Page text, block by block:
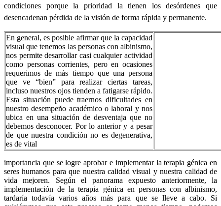
condiciones porque la prioridad latienen losdesórdenes
que
desencadenan pérdida de la visión de forma rápida y permanente.
En general, es posible afirmar que la capacidad
visual que tenemos las personas con albinismo,
nos permite desarrollar casi cualquier actividad
como personas corrientes, pero en ocasiones
requerimos de más tiempo que una persona
que ve “bien” para realizar ciertas tareas,
incluso nuestros ojos tienden a fatigarse rápido.
Esta situación puede traernos dificultades en
nuestro desempeño académico o laboral y nos
ubica en una situación de desventaja que no
debemos desconocer. Por lo anterior y a pesar
de que nuestra condición no es degenerativa,
es de vital
importancia que se logre aprobar e implementar la terapia génica en
seres humanos para que nuestra calidad visual y nuestra calidad de
vida mejoren. Según el panorama expuesto anteriormente, la
implementación de la terapia génica en personas con albinismo,
tardaría todavía varios años más para que se lleve a cabo. Si